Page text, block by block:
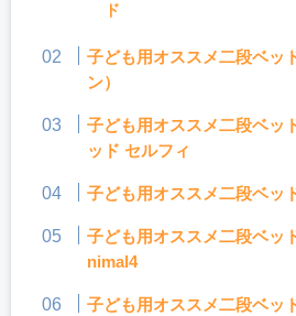
ド
子ども用オススメ二段ベッ
ン）
子ども用オススメ二段ベッ
ッド セルフィ
子ども用オススメ二段ベッ
子ども用オススメ二段ベッ
nimal4
子ども用オススメ二段ベッ